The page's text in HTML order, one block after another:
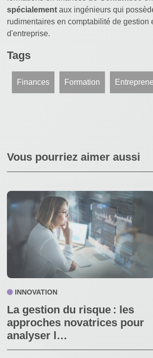
spécialement aux ingénieurs qui
rudimentaires en comptabilité de gestion
d'entreprise.
Tags
Finances Formation
Vous pourriez aimer aussi
INNOVATION
La gestion du risque : les
approches novatrices pour
analyser l…